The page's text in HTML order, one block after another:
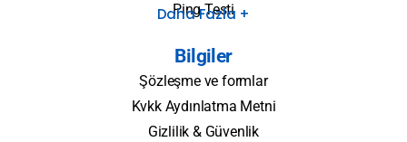
Ping Testi
Daha Fazla +
Bilgiler
Şözleşme ve formlar
Kvkk Aydınlatma Metni
Gizlilik & Güvenlik